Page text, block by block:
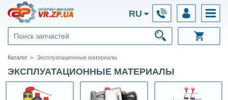
RU
Каталог Эксплуатационные материалы
ЭКСПЛУАТАЦИОННЫЕ МАТЕРИАЛЫ